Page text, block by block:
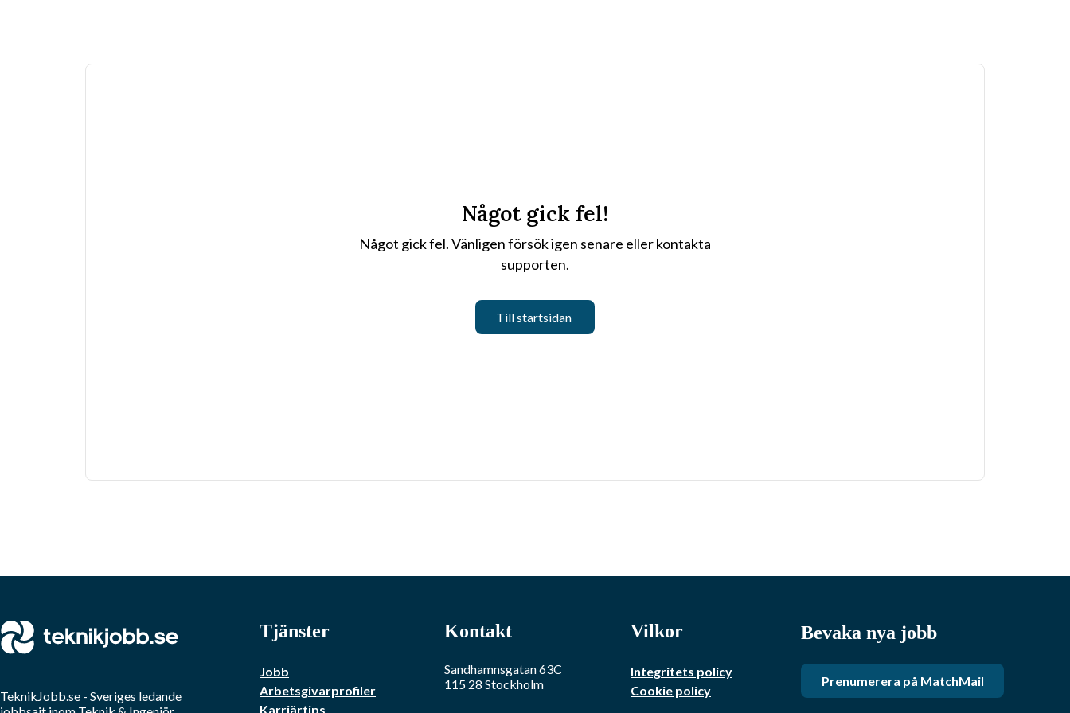
Något gick fel!
Något gick fel. Vänligen försök igen senare eller kontakta
supporten.
Till startsidan
TeknikJobb.se - Sveriges ledande
Tjänster
Jobb
Arbetsgivarprofiler
Karriärtips
Kontakt
Sandhamnsgatan 63C
115 28 Stockholm
Vilkor
Integritets policy
Cookie policy
Bevaka nya jobb
Prenumerera på MatchMail